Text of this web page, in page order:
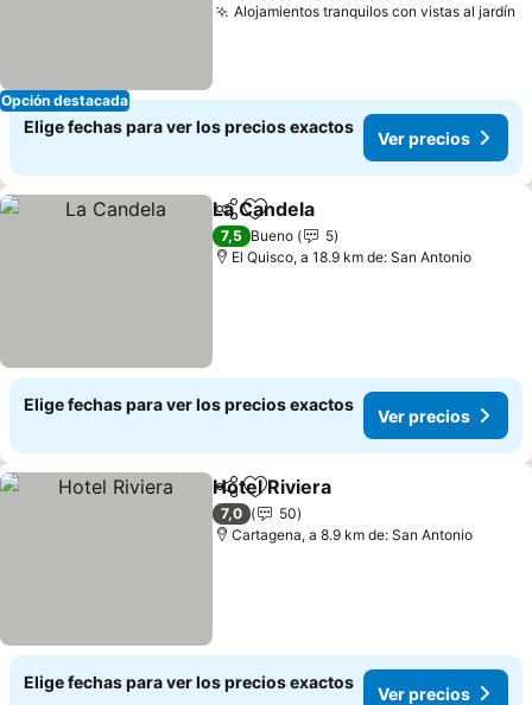
Opción destacada
Alojamientos tranquilos con vistas al jardín
Elige fechas para ver los precios exactos
Ver precios
CompartirAgregar a favoritos
La Candela
7,5 Bueno
5
El Quisco, a 18.9 km de: San Antonio
Elige fechas para ver los precios exactos
Ver precios
CompartirAgregar a favoritos
Hotel Riviera
7,0
50
Cartagena, a 8.9 km de: San Antonio
Elige fechas para ver los precios exactos
Ver precios